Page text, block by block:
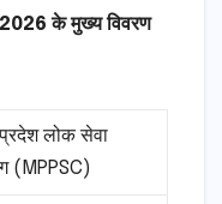
2026 के मुख्य विवरण
लोक सेवा
(MPPSC)